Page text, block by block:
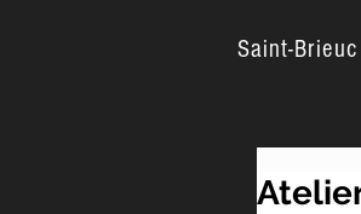
Saint-